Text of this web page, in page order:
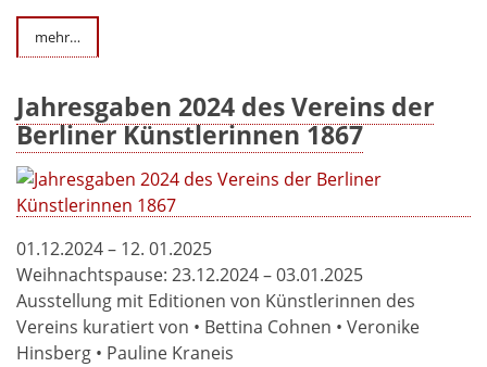
mehr…
Jahresgaben 2024 des Vereins der
Berliner Künstlerinnen 1867
01.12.2024 – 12. 01.2025
Weihnachtspause: 23.12.2024 – 03.01.2025
Ausstellung mit Editionen von Künstlerinnen des
Vereins kuratiert von • Bettina Cohnen • Veronike
Hinsberg • Pauline Kraneis